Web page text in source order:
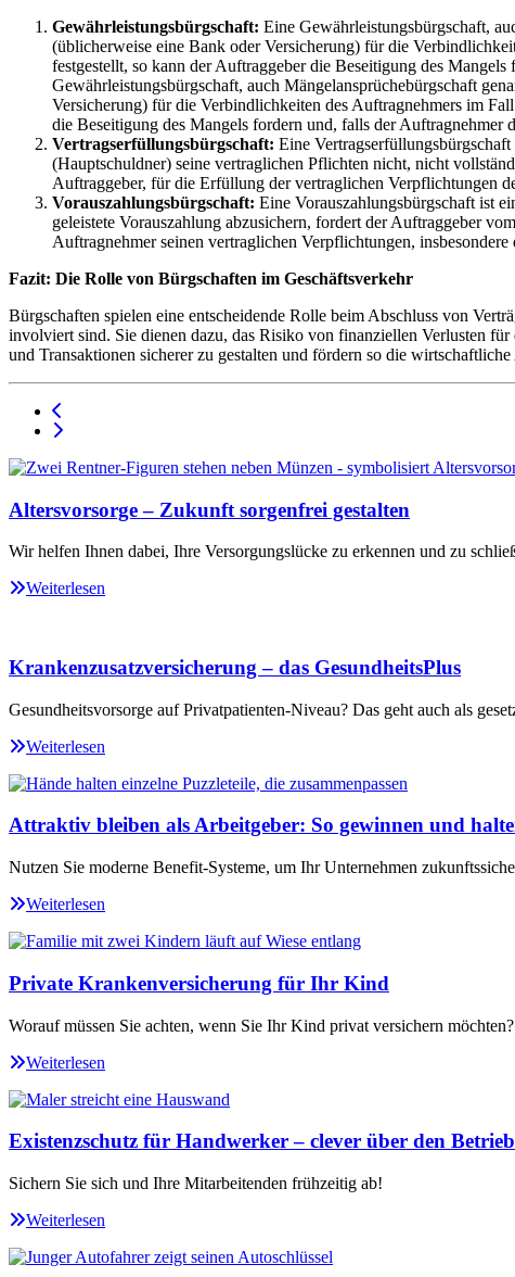
Gewährleistungsbürgschaft: Eine Gewährleistungsbürgschaft,
(üblicherweise eine Bank oder Versicherung) für die
festgestellt, so kann der Auftraggeber die Beseitigung des
Gewährleistungsbürgschaft, auch Mängelansprüchebürgschaft
Versicherung) für die Verbindlichkeiten des Auftragnehmers im
die Beseitigung des Mangels fordern und, falls der
Vertragserfüllungsbürgschaft: Eine
(Hauptschuldner) seine vertraglichen Pflichten nicht, nicht
Auftraggeber, für die Erfüllung der vertraglichen Verpflichtungen
Vorauszahlungsbürgschaft: Eine Vorauszahlungsbürgschaft ist
geleistete Vorauszahlung abzusichern, fordert der Auftraggeber
Auftragnehmer seinen vertraglichen Verpflichtungen,
Fazit: Die Rolle von Bürgschaften im Geschäftsverkehr
Bürgschaften spielen eine entscheidende Rolle beim Abschluss von
involviert sind. Sie dienen dazu, das Risiko von finanziellen Verlusten
und Transaktionen sicherer zu gestalten und fördern so die
Altersvorsorge – Zukunft sorgenfrei gestalten
Wir helfen Ihnen dabei, Ihre Versorgungslücke zu erkennen und zu
Weiterlesen
Krankenzusatzversicherung – das GesundheitsPlus
Gesundheitsvorsorge auf Privatpatienten-Niveau? Das geht auch als
Weiterlesen
Attraktiv bleiben als Arbeitgeber: So gewinnen und
Nutzen Sie moderne Benefit-Systeme, um Ihr Unternehmen
Weiterlesen
Private Krankenversicherung für Ihr Kind
Worauf müssen Sie achten, wenn Sie Ihr Kind privat versichern möchten?
Weiterlesen
Existenzschutz für Handwerker – clever über den
Sichern Sie sich und Ihre Mitarbeitenden frühzeitig ab!
Weiterlesen